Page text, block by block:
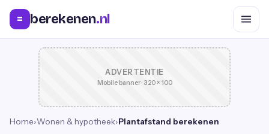
= berekenen.nl
ADVERTENTIE
Mobile banner · 320 × 100
Home›Wonen & hypotheek›Plantafstand berekenen